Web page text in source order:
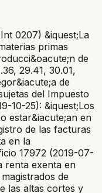
0207) &iquest;La
primas
de
29.41, 30.01,
de
del Impuesto
10-25): &iquest;Los
estar&iacute;an en
de las facturas
en la
17972 (2019-07-
renta exenta en
de
las altas cortes y